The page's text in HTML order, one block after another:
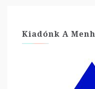
Kiadónk A